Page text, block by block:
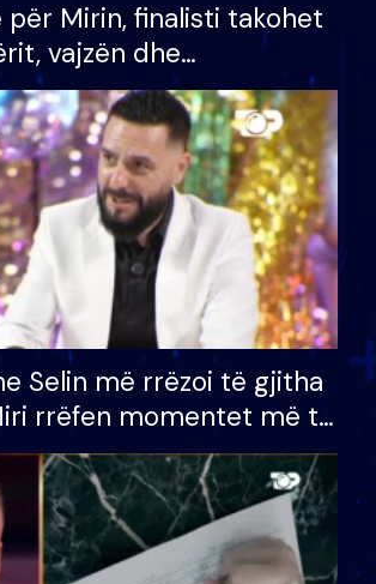
për Mirin, finalisti takohet
vajzën dhe
S’kemi ndonjë letër
jo?
Selin më rrëzoi të gjitha
rrëfen momentet më të
e BB VIP: Do më
e mëngjesit kur…